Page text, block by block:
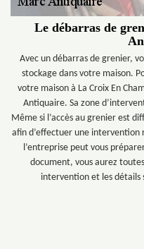
Le débarras de
Avec un débarras de grenier,
stockage dans votre maison.
votre maison à La Croix En
Antiquaire. Sa zone
Même si l’accès au grenier est
afin d’effectuer une intervention
l’entreprise peut vous
document, vous aurez
intervention et les détails